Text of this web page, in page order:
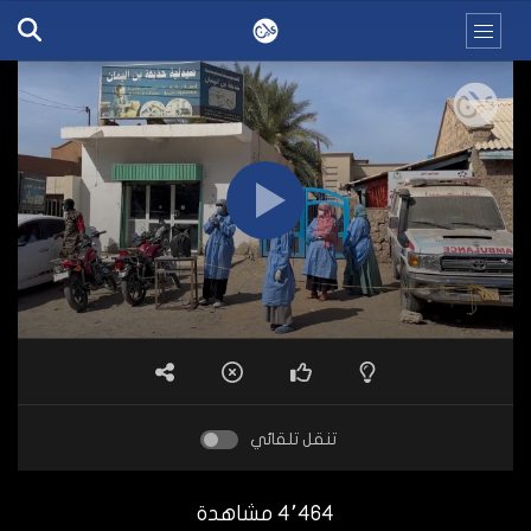
تنقل تلقائي
4٬464 مشاهدة